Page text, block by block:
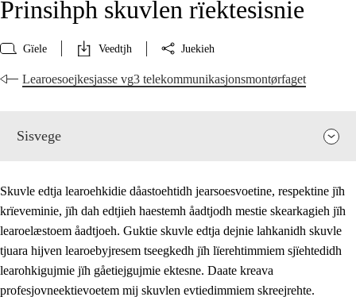
Prinsihph skuvlen rïektesisnie
Gïele Veedtjh Juekieh
Learoesoejkesjasse vg3 telekommunikasjonsmontørfaget
Sisvege
Skuvle edtja learoehkidie dåastoehtidh jearsoesvoetine, respektine jïh
krïeveminie, jïh dah edtjieh haestemh åadtjodh mestie skearkagieh jïh
learoelæstoem åadtjoeh. Guktie skuvle edtja dejnie lahkanidh skuvle
tjuara hijven learoebyjresem tseegkedh jïh lïerehtimmiem sjïehtedidh
learohkigujmie jïh gåetiejgujmie ektesne. Daate kreava
profesjovneektievoetem mij skuvlen evtiedimmiem skreejrehte.